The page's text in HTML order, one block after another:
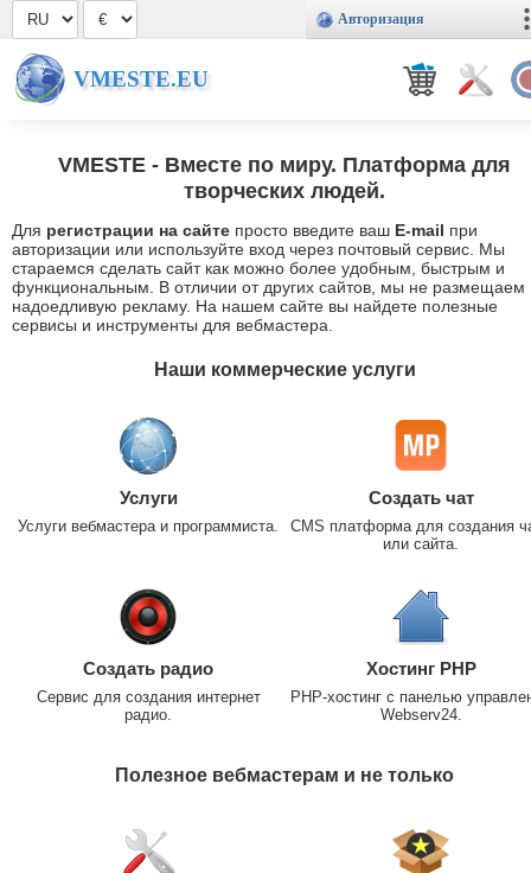
Авторизация
VMESTE.EU
VMESTE - Вместе по миру. Платформа для
творческих людей.
Для регистрации на сайте просто введите ваш E-mail при
авторизации или используйте вход через почтовый сервис. Мы
стараемся сделать сайт как можно более удобным, быстрым и
функциональным. В отличии от других сайтов, мы не размещаем
надоедливую рекламу. На нашем сайте вы найдете полезные
сервисы и инструменты для вебмастера.
Наши коммерческие услуги
Услуги
Услуги вебмастера и программиста.
Создать чат
CMS платформа для создания
или сайта.
Создать радио
Сервис для создания интернет
радио.
Хостинг PHP
PHP-хостинг с панелью
Webserv24.
Полезное вебмастерам и не только